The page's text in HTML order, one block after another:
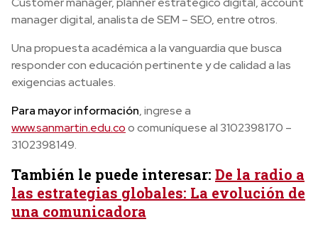
manager digital, analista de SEM – SEO, entre otros.
Una propuesta académica a la vanguardia que busca
responder con educación pertinente y de calidad a las
exigencias actuales.
Para mayor información, ingrese a
www.sanmartin.edu.coo comuníquese al 3102398170 –
3102398149.
También le puede interesar: De la radio a
las estrategias globales: La evolución de
una comunicadora